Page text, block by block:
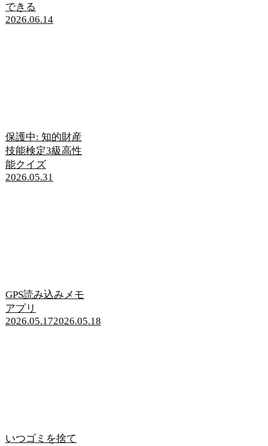
できる
2026.06.14
保護中: 知的財産
技能検定3級高性
能クイズ
2026.05.31
GPS読み込みメモ
アプリ
2026.05.172026.05.18
いつゴミを捨て